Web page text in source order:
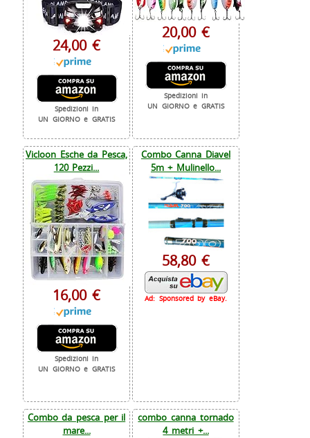
24,00 €
Spedizioni in
UN GIORNO e GRATIS
20,00 €
Spedizioni in
UN GIORNO e GRATIS
Vicloon Esche da Pesca,
120 Pezzi...
16,00 €
Spedizioni in
UN GIORNO e GRATIS
Combo Canna Diavel
5m + Mulinello...
58,80 €
Ad: Sponsored by eBay.
Combo da pesca per il
mare...
combo canna tornado
4 metri +...